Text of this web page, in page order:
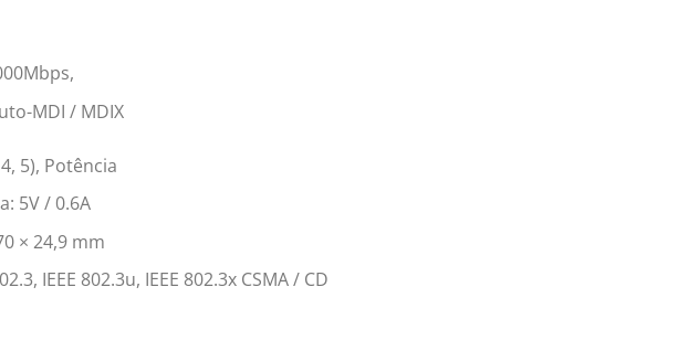
MDI / MDIX
5), Potência
5V / 0.6A
× 24,9 mm
IEEE 802.3u, IEEE 802.3x CSMA / CD